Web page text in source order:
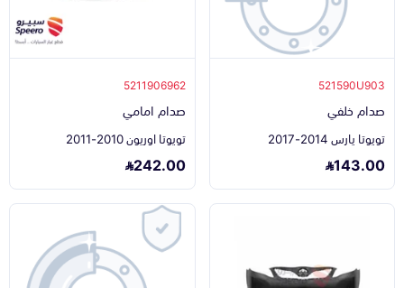
521590U903
صدام خلفي
تويوتا يارس 2014-2017
143.00
5211906962
صدام امامي
تويوتا اوريون 2010-2011
242.00